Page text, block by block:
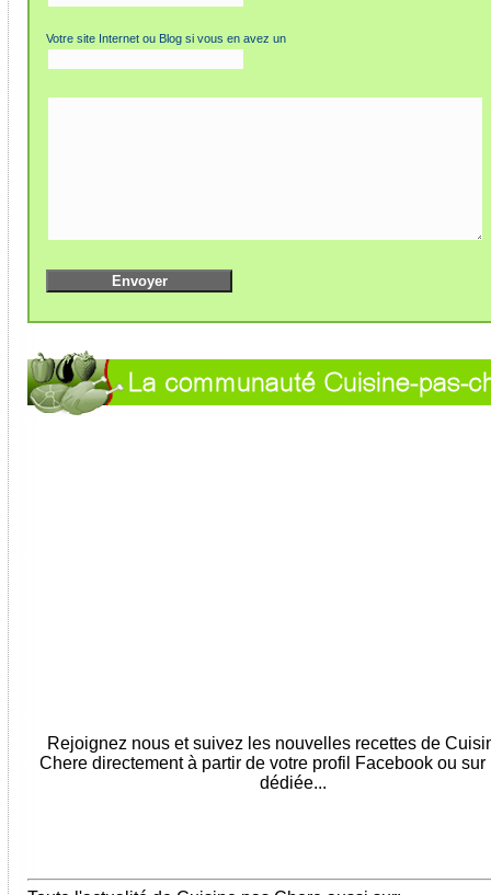
Votre site Internet ou Blog si vous en avez un
Rejoignez nous et suivez les nouvelles recettes de
Chere directement à partir de votre profil Facebook ou sur
dédiée...